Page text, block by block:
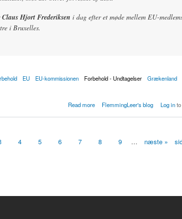
Claus Hjort Frederiksen i dag efter et møde mellem EU-
i Bruxelles.
EU EU-kommissionen Forbehold - Undtagelser Grækenland
Read more FlemmingLeer's blog Log into
4 5 6 7 8 9 … næste »